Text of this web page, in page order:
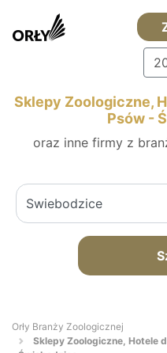
Sklepy Zoologiczne,
Psów -
oraz inne firmy z
Orły Branży Zoologicznej
Sklepy Zoologiczne, Hotele